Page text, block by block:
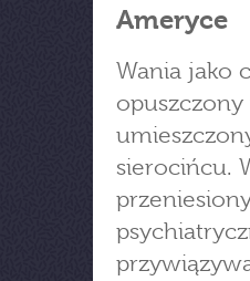
Ameryce
Wania jako
opuszczony
sierocińcu.